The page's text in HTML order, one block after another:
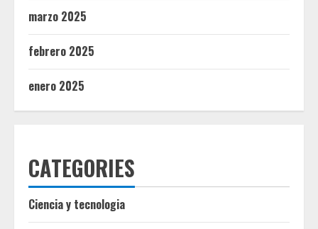
marzo 2025
febrero 2025
enero 2025
CATEGORIES
Ciencia y tecnologia